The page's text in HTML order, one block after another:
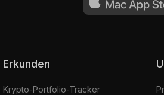
Erkunden
Krypto-Portfolio-Tracker